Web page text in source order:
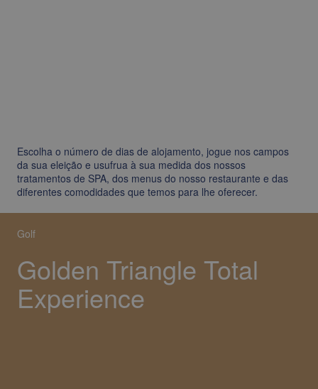
Escolha o número de dias de alojamento, jogue nos campos
da sua eleição e usufrua à sua medida dos nossos
tratamentos de SPA, dos menus do nosso restaurante e das
diferentes comodidades que temos para lhe oferecer.
Golf
Golden Triangle Total
Experience